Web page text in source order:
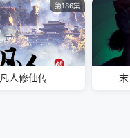
第186集
凡人修仙传